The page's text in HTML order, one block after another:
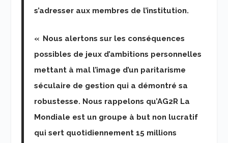
s’adresser aux membres de l’institution.
« Nous alertons sur les conséquences
possibles de jeux d’ambitions personnelles
mettant à mal l’image d’un paritarisme
séculaire de gestion qui a démontré sa
robustesse. Nous rappelons qu’AG2R La
Mondiale est un groupe à but non lucratif
qui sert quotidiennement 15 millions